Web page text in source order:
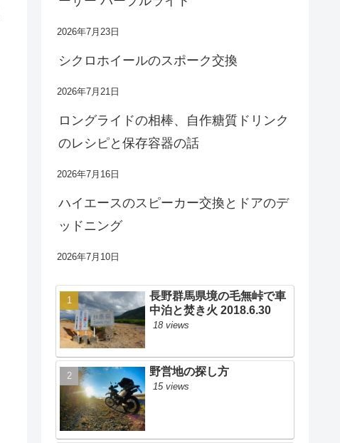
2026年7月23日
シクロホイールのスポーク交換
2026年7月21日
ロングライドの相棒、自作糖質ドリンク
のレシピと保存容器の話
2026年7月16日
ハイエースのスピーカー交換とドアのデ
ッドニング
2026年7月10日
長野群馬県境の毛無峠で車
中泊と焚き火 2018.6.30
18 views
野営地の探し方
15 views